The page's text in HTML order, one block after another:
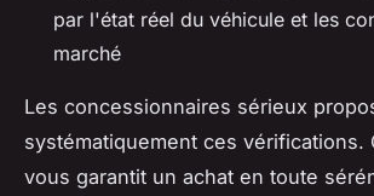
par l'état réel du véhicule et les
marché
Les concessionnaires sérieux
systématiquement ces vérifications.
vous garantit un achat en toute